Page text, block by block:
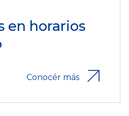
en horarios
Conocér más